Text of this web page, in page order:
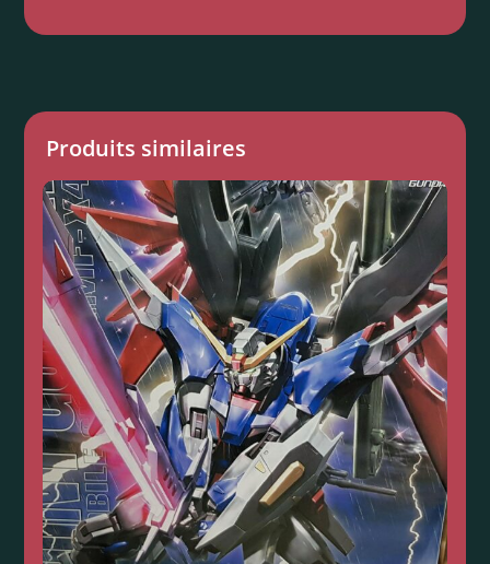
Produits similaires